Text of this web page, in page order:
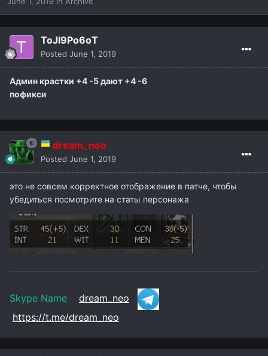
ToJI9Po6оT
Posted June 1, 2019
Админ крастки +4 -5 дают +4 -6
пофикси
dream_neo
Posted June 1, 2019
это не совсем корректное отображение в патче, чтобы
убедиться посмотрите на статы персонажа
Skype Name dream_neo
https://t.me/dream_neo